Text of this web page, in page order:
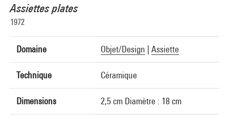
Assiettes plates
1972
Domaine Objet/Design Assiette
Technique Céramique
Dimensions 2,5 cm Diamètre : 18 cm
Diffusion image :GrandPalaisRmnPhoto